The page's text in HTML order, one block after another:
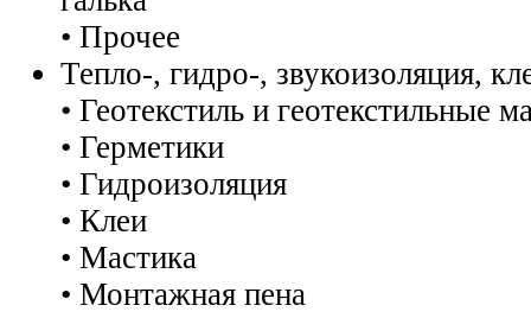
• Прочее
Тепло-, гидро-, звукоизоляция,
• Геотекстиль и геотекстильные
• Герметики
• Гидроизоляция
• Клеи
• Мастика
• Монтажная пена